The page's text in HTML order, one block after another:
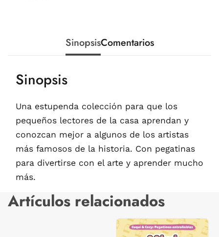
SinopsisComentarios
Sinopsis
Una estupenda colección para que los
pequeños lectores de la casa aprendan y
conozcan mejor a algunos de los artistas
más famosos de la historia. Con pegatinas
para divertirse con el arte y aprender mucho
más.
Artículos relacionados